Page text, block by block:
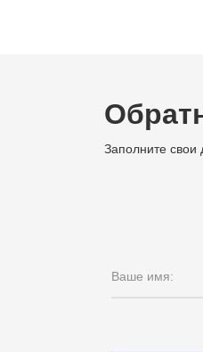
Заполните свои
Ваше имя: